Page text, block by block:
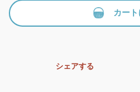
カー
シェアする